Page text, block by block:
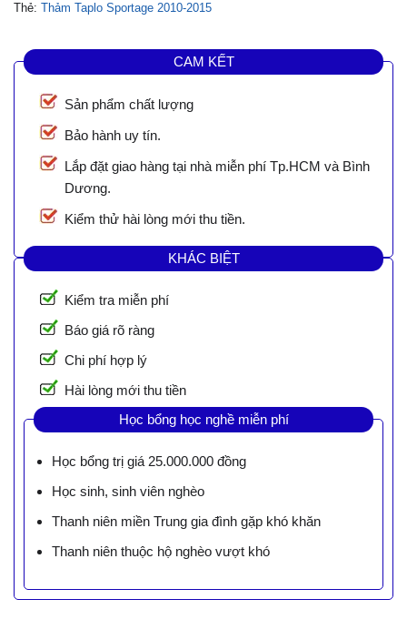
Thẻ: Thảm Taplo Sportage 2010-2015
CAM KẾT
Sản phẩm chất lượng
Bảo hành uy tín.
Lắp đặt giao hàng tại nhà miễn phí Tp.HCM và Bình
Dương.
Kiểm thử hài lòng mới thu tiền.
KHÁC BIỆT
Kiểm tra miễn phí
Báo giá rõ ràng
Chi phí hợp lý
Hài lòng mới thu tiền
Học bổng học nghề miễn phí
Học bổng trị giá 25.000.000 đồng
Học sinh, sinh viên nghèo
Thanh niên miền Trung gia đình gặp khó khăn
Thanh niên thuộc hộ nghèo vượt khó